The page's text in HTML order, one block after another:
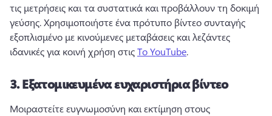
τις μετρήσεις και τα συστατικά και προβάλλουν τη δοκιμή
γεύσης. Χρησιμοποιήστε ένα πρότυπο βίντεο συνταγής
εξοπλισμένο με κινούμενες μεταβάσεις και λεζάντες
ιδανικές για κοινή χρήση στις Το YouTube.
3.Εξατομικευμένα ευχαριστήρια βίντεο
Μοιραστείτε ευγνωμοσύνη και εκτίμηση στους